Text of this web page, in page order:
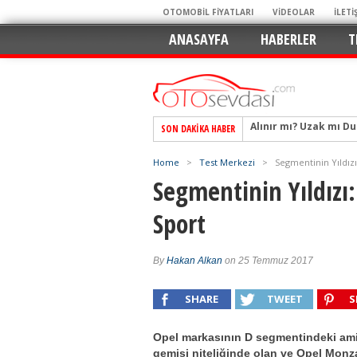
OTOMOBİL FİYATLARI VİDEOLAR
ANASAYFA HABERLER
SON DAKIKA HABER
Alpine A290 GTS:
Mercedes-Benz
Keskin Hatlar, GR
Geleceğin Kompakt
Pazarın Lideri,
Hem Şehirli Hem
Alınır mı? Uzak mı
Home > Test Merkezi > Segmentinin
Segmentinin
Sport
ByHakan Alkan on 25 Temmuz 2017
SHARE TWEET
Opel markasının D segmentindeki
gemisi niteliğinde olan ve Opel